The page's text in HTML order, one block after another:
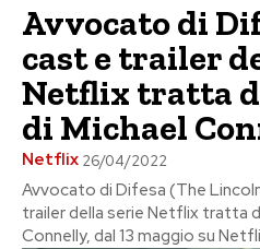
Avvocato di
cast e trailer
Netflix tratta
di Michael
Netflix 26/04/2022
Avvocato di Difesa (The
trailer della serie Netflix tratta
Connelly, dal 13 maggio su